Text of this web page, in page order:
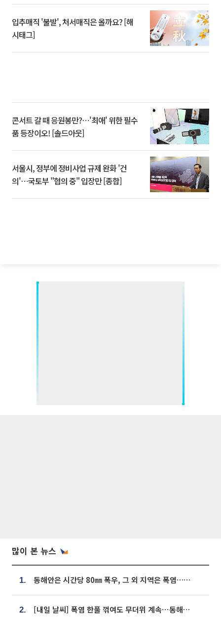
입추매직 '불발', 처서매직은 올까요? [해
시태그]
콘서트 갈 때 응원봉만?⋯'최애' 위한 필수
품 등장이오! [솔드아웃]
서울시, 정부에 정비사업 규제 완화 '건
의'⋯국토부 "협의 중" 입장만 [종합]
많이 본 뉴스
1. 동해안은 시간당 80㎜ 폭우, 그 외 지역은 폭염…‘극과 극 날씨’
2. [내일 날씨] 폭염 한풀 꺾여도 무더위 계속⋯동해안 이틀 연속 비